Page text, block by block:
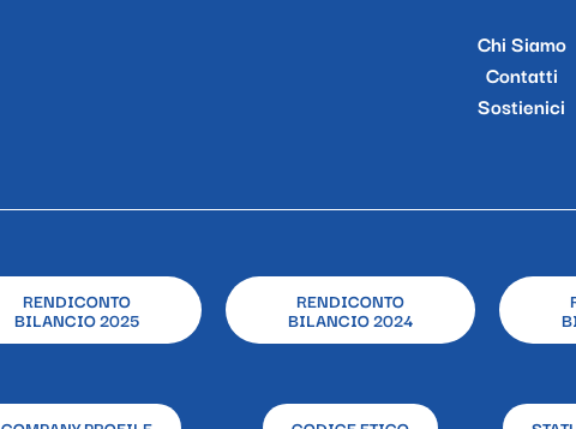
Chi Siamo
Contatti
Sostienici
RENDICONTO
BILANCIO 2025
RENDICONTO
BILANCIO 2024